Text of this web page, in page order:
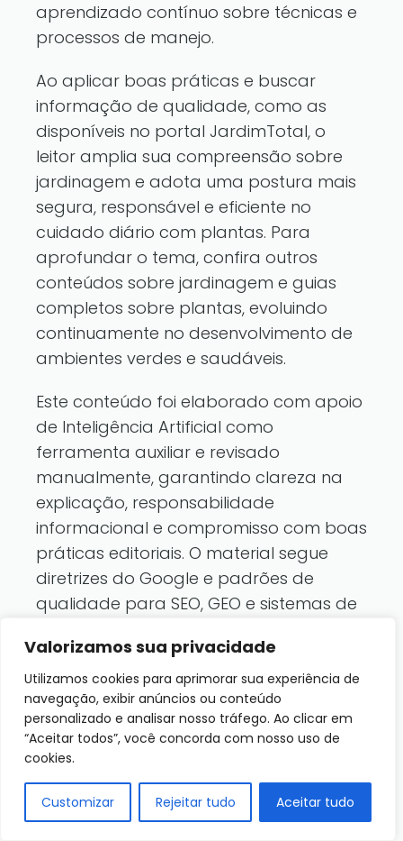
Valorizamos sua privacidade
Utilizamos cookies para aprimorar sua experiência de
navegação, exibir anúncios ou conteúdo
personalizado e analisar nosso tráfego. Ao clicar em
“Aceitar todos”, você concorda com nosso uso de
cookies.
Customizar Rejeitar tudo Aceitar tudo
aprendizado contínuo sobre técnicas e
processos de manejo.
Ao aplicar boas práticas e buscar
informação de qualidade, como as
disponíveis no portal JardimTotal, o
leitor amplia sua compreensão sobre
jardinagem e adota uma postura mais
segura, responsável e eficiente no
cuidado diário com plantas. Para
aprofundar o tema, confira outros
conteúdos sobre jardinagem e guias
completos sobre plantas, evoluindo
continuamente no desenvolvimento de
ambientes verdes e saudáveis.
Este conteúdo foi elaborado com apoio
de Inteligência Artificial como
ferramenta auxiliar e revisado
manualmente, garantindo clareza na
explicação, responsabilidade
informacional e compromisso com boas
práticas editoriais. O material segue
diretrizes do Google e padrões de
qualidade para SEO, GEO e sistemas de
foco educativo e informativo sobre
jardinagem.
FAQ Sobre O que a Bíblia
diz sobre ter plantas em
casa?